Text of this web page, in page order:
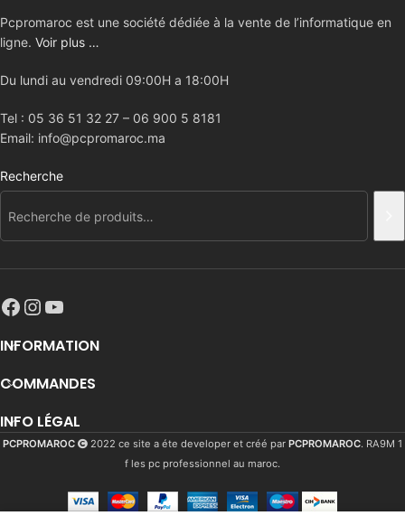
Pcpromaroc est une société dédiée à la vente de l’informatique en
ligne. Voir plus …
Du lundi au vendredi 09:00H a 18:00H
Tel : 05 36 51 32 27 – 06 900 5 8181
Email: info@pcpromaroc.ma
Recherche
INFORMATION
COMMANDES
INFO LÉGAL
PCPROMAROC 2022 ce site a éte developer et créé par PCPROMAROC. RA9M 1
f les pc professionnel au maroc.
Sapphire